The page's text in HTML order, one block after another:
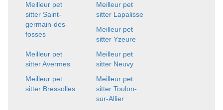
Meilleur pet
sitter Saint-
germain-des-
fosses
Meilleur pet
sitter Lapalisse
Meilleur pet
sitter Yzeure
Meilleur pet
sitter Avermes
Meilleur pet
sitter Neuvy
Meilleur pet
sitter Bressolles
Meilleur pet
sitter Toulon-
sur-Allier